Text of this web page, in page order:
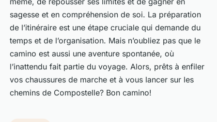
sagesse et en compréhension de soi. La préparation
de l’itinéraire est une étape cruciale qui demande du
temps et de l’organisation. Mais n’oubliez pas que le
camino est aussi une aventure spontanée, où
l’inattendu fait partie du voyage. Alors, prêts à enfiler
vos chaussures de marche et à vous lancer sur les
chemins de Compostelle? Bon camino!